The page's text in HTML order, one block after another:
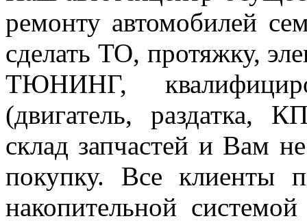
ремонту автомобилей
сделать ТО, протяжку,
ТЮНИНГ,
(двигатель, раздатка,
склад запчастей и Вам
покупку. Все клиенты
накопительной